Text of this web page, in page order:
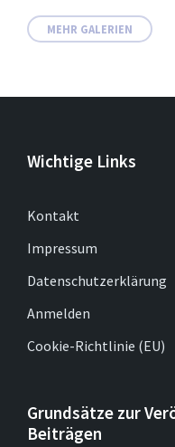
MEHR GALERIEN
Wichtige Links
Kontakt
Impressum
Datenschutzerklärung
Anmelden
Cookie-Richtlinie (EU)
Grundsätze zur
Beiträgen